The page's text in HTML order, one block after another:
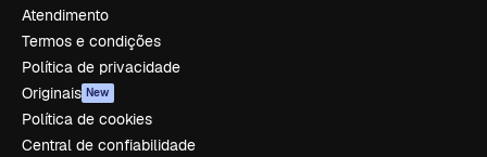
Atendimento
Termos e condições
Política de privacidade
Originais New
Política de cookies
Central de confiabilidade